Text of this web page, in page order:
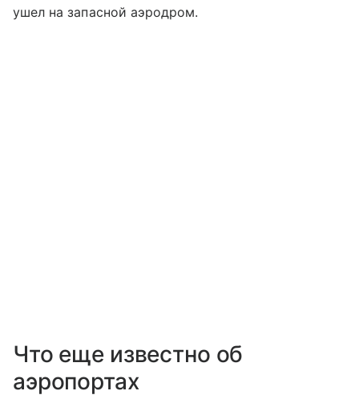
ушел на запасной аэродром.
Что еще известно об
аэропортах